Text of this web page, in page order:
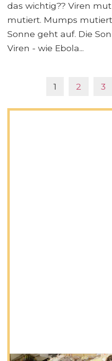
das wichtig?? Viren
mutiert. Mumps
Sonne geht auf. Die
Viren - wie Ebola...
1 2 3